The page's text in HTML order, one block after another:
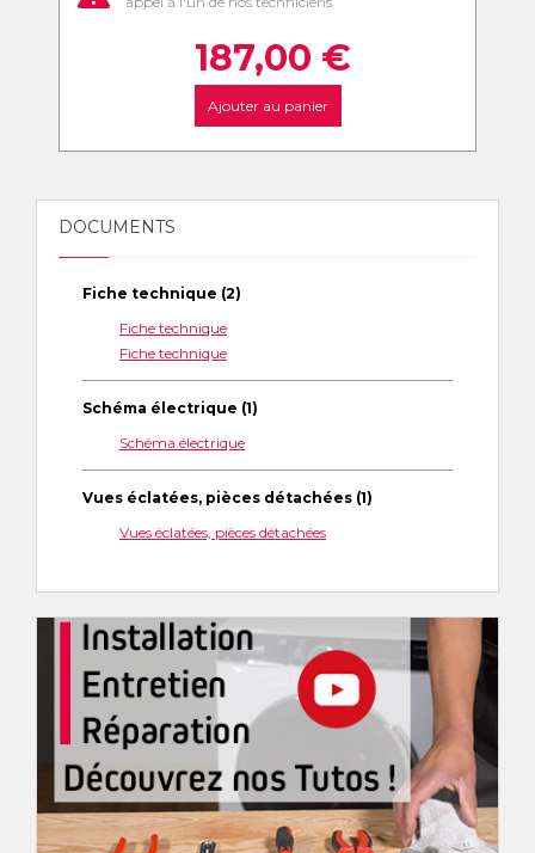
187,00 €
Ajouter au panier
DOCUMENTS
Fiche technique (2)
Fiche technique
Fiche technique
Schéma électrique (1)
Schéma électrique
Vues éclatées, pièces détachées (1)
Vues éclatées, pièces détachées